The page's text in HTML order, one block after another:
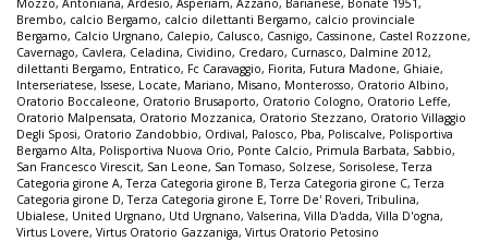
Brembo, calcio Bergamo, calcio dilettanti Bergamo, calcio provinciale
Bergamo, Calcio Urgnano, Calepio, Calusco, Casnigo, Cassinone, Castel Rozzone,
Cavernago, Cavlera, Celadina, Cividino, Credaro, Curnasco, Dalmine 2012,
dilettanti Bergamo, Entratico, Fc Caravaggio, Fiorita, Futura Madone, Ghiaie,
Interseriatese, Issese, Locate, Mariano, Misano, Monterosso, Oratorio Albino,
Oratorio Boccaleone, Oratorio Brusaporto, Oratorio Cologno, Oratorio Leffe,
Oratorio Malpensata, Oratorio Mozzanica, Oratorio Stezzano, Oratorio Villaggio
Degli Sposi, Oratorio Zandobbio, Ordival, Palosco, Pba, Poliscalve, Polisportiva
Bergamo Alta, Polisportiva Nuova Orio, Ponte Calcio, Primula Barbata, Sabbio,
San Francesco Virescit, San Leone, San Tomaso, Solzese, Sorisolese,Terza
Categoria girone A,Terza Categoria girone B,Terza Categoria girone C,Terza
Categoria girone D,Terza Categoria girone E,Torre De' Roveri,Tribulina,
Ubialese, United Urgnano, Utd Urgnano, Valserina, Villa D'adda, Villa D'ogna,
Virtus Lovere, Virtus Oratorio Gazzaniga, Virtus Oratorio Petosino